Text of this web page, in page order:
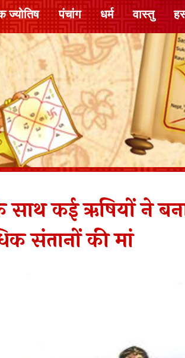
ज्योतिष पंचांग धर्म वास्तु
कई ऋषियों ने
संतानों की मां